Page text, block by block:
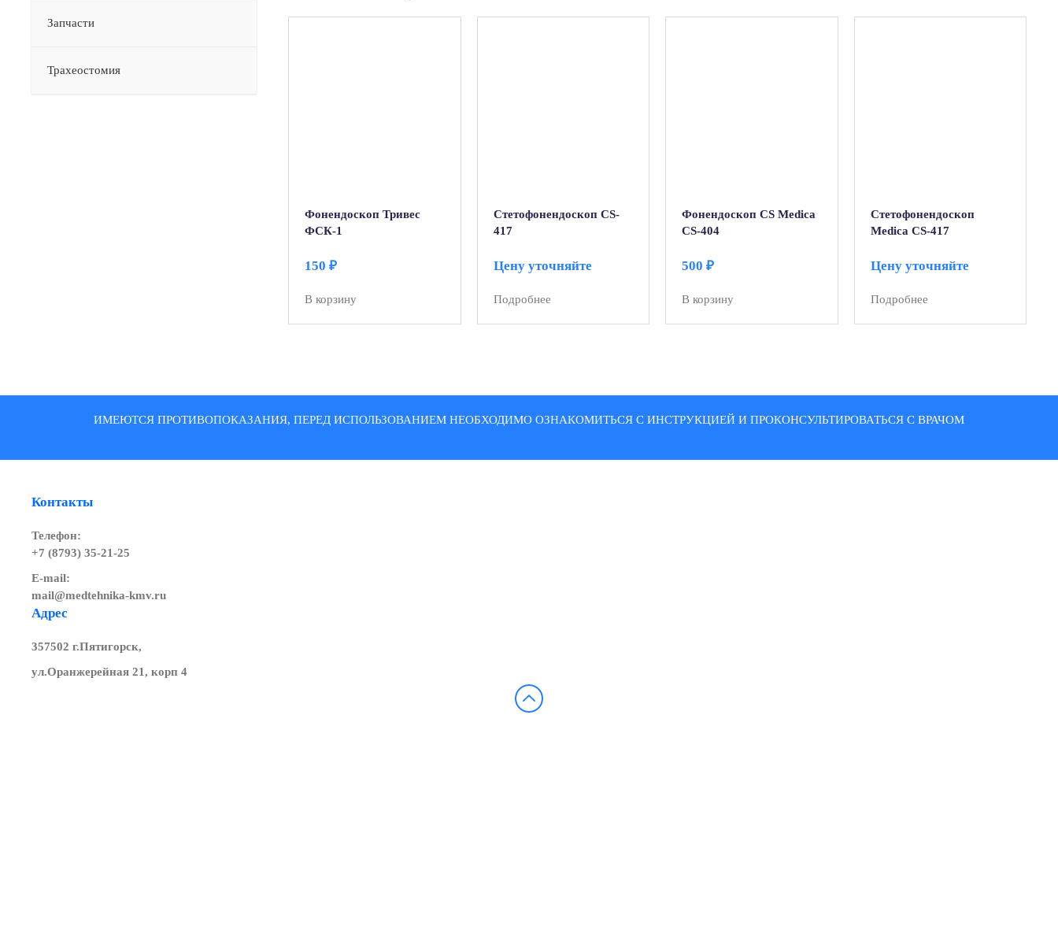
Фонендоскоп Тривес
ФСК-1
150 ₽
В корзину
Стетофонендоскоп CS-
417
Цену уточняйте
Подробнее
Фонендоскоп CS Medica
CS-404
500 ₽
В корзину
Стетофонендоскоп
Medica CS-417
Цену уточняйте
Подробнее
Запчасти
Трахеостомия
ИМЕЮТСЯ ПРОТИВОПОКАЗАНИЯ, ПЕРЕД ИСПОЛЬЗОВАНИЕМ НЕОБХОДИМО ОЗНАКОМИТЬСЯ С ИНСТРУКЦИЕЙ И ПРОКОНСУЛЬТИРОВАТЬСЯ С ВРАЧОМ
Контакты
Телефон:
+7 (8793) 35-21-25
E-mail:
mail@medtehnika-kmv.ru
Адрес
357502 г.Пятигорск,
ул.Оранжерейная 21, корп 4